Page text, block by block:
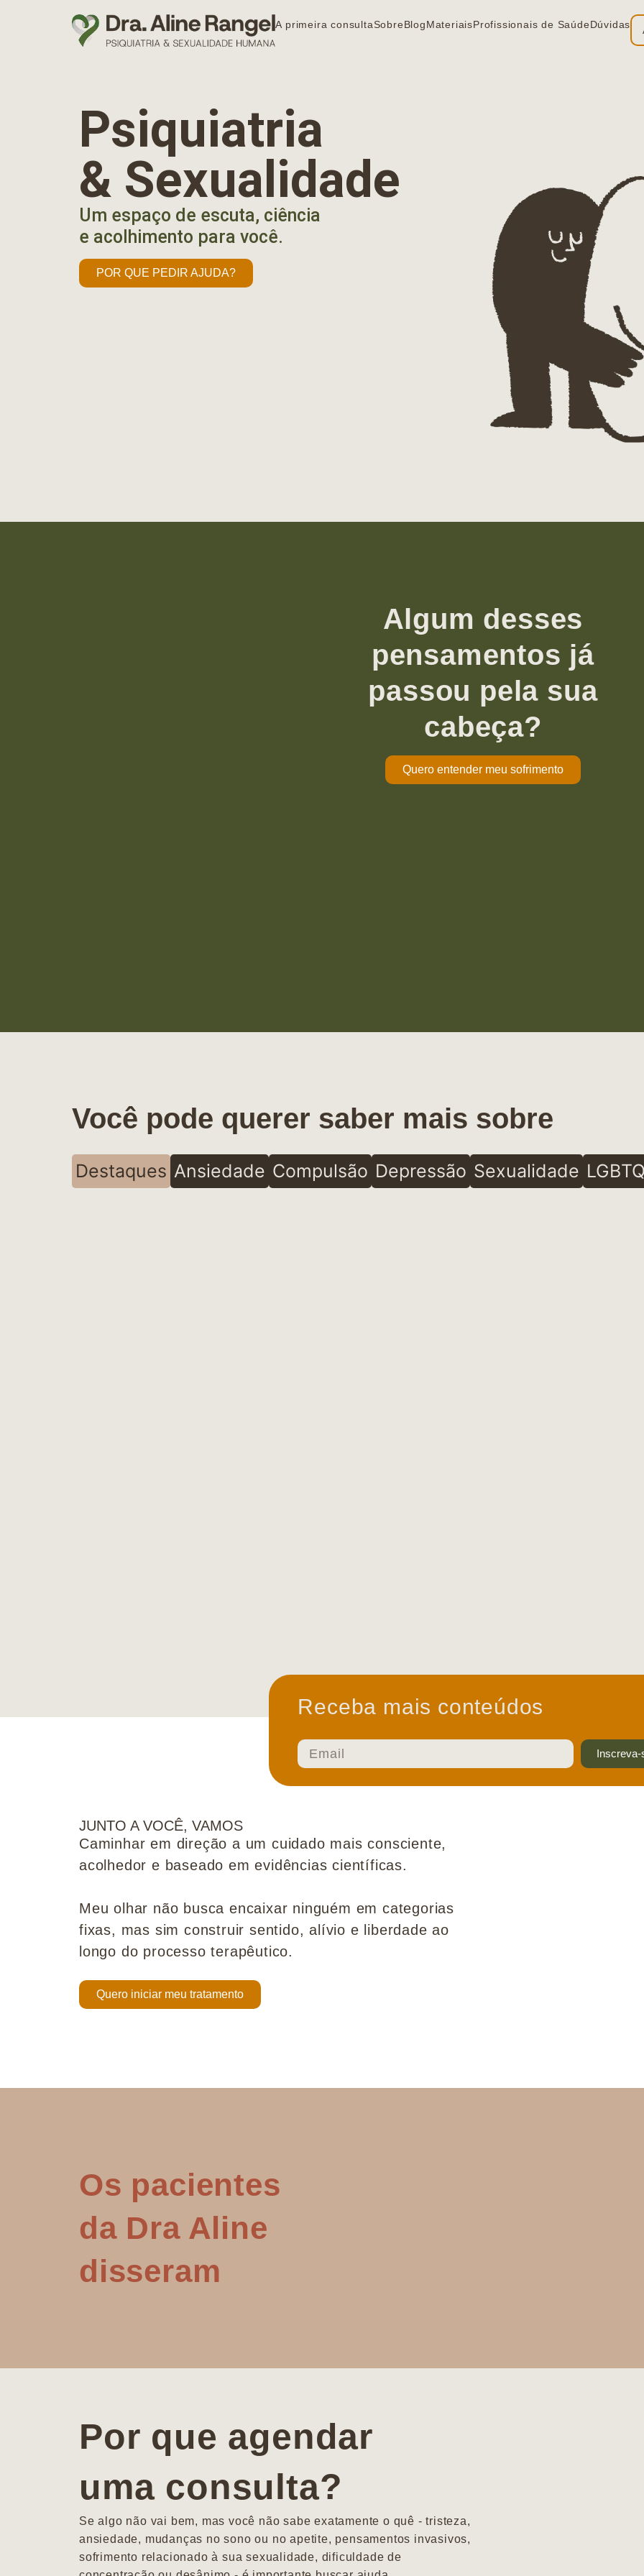
A primeira consultaSobreBlogMateriaisProfissionais de SaúdeDúvidas
Psiquiatria
& Sexualidade
Um espaço de escuta, ciência
e acolhimento para você.
POR QUE PEDIR AJUDA?
Algum desses
pensamentos já
passou pela sua
cabeça?
Quero entender meu sofrimento
Você pode querer saber mais sobre
Destaques Ansiedade Compulsão Depressão Sexualidade
Receba mais conteúdos
Inscreva-
JUNTO A VOCÊ, VAMOS
Caminhar em direção a um cuidado mais consciente,
acolhedor e baseado em evidências científicas.
Meu olhar não busca encaixar ninguém em categorias
fixas, mas sim construir sentido, alívio e liberdade ao
longo do processo terapêutico.
Quero iniciar meu tratamento
Os pacientes
da Dra Aline
disseram
Por que agendar
uma consulta?
Se algo não vai bem, mas você não sabe exatamente o quê - tristeza,
ansiedade, mudanças no sono ou no apetite, pensamentos invasivos,
sofrimento relacionado à sua sexualidade, dificuldade de